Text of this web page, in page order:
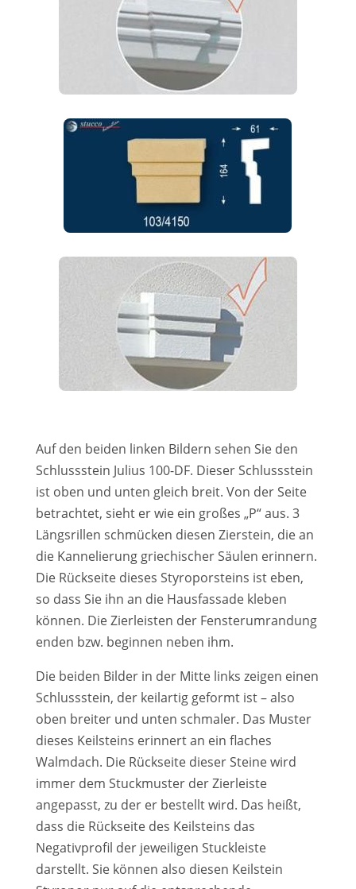
Auf den beiden linken Bildern sehen Sie den
Schlussstein Julius 100-DF. Dieser Schlussstein
ist oben und unten gleich breit. Von der Seite
betrachtet, sieht er wie ein großes „P“ aus. 3
Längsrillen schmücken diesen Zierstein, die an
die Kannelierung griechischer Säulen erinnern.
Die Rückseite dieses Styroporsteins ist eben,
so dass Sie ihn an die Hausfassade kleben
können. Die Zierleisten der Fensterumrandung
enden bzw. beginnen neben ihm.
Die beiden Bilder in der Mitte links zeigen einen
Schlussstein, der keilartig geformt ist – also
oben breiter und unten schmaler. Das Muster
dieses Keilsteins erinnert an ein flaches
Walmdach. Die Rückseite dieser Steine wird
immer dem Stuckmuster der Zierleiste
angepasst, zu der er bestellt wird. Das heißt,
dass die Rückseite des Keilsteins das
Negativprofil der jeweiligen Stuckleiste
darstellt. Sie können also diesen Keilstein